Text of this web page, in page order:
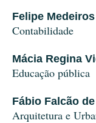
Felipe
Contabilidade
Mácia Regina
Educação pública
Fábio Falcão
Arquitetura e